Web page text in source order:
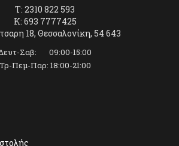
T: 2310 822 593
K: 693 7777425
18, Θεσσαλονίκη, 54 643
Σαβ: 09:00-15:00
Τρ-Πεμ-Παρ: 18:00-21:00